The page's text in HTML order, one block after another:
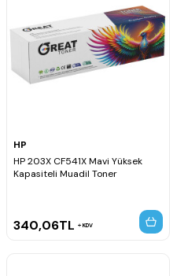
HP
HP 203X CF541X Mavi Yüksek
Kapasiteli Muadil Toner
340,06TL KDV